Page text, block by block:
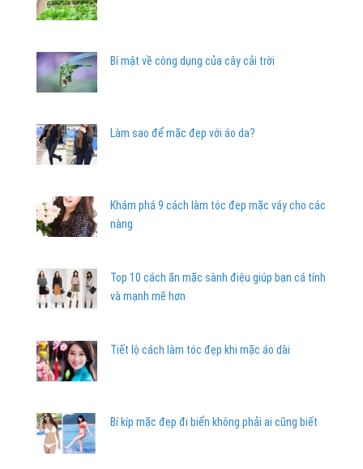
Bí mật về công dụng của cây cải trời
Làm sao để mặc đẹp với áo da?
Khám phá 9 cách làm tóc đẹp mặc váy cho các
nàng
Top 10 cách ăn mặc sành điệu giúp bạn cá tính
và mạnh mẽ hơn
Tiết lộ cách làm tóc đẹp khi mặc áo dài
Bí kíp mặc đẹp đi biển không phải ai cũng biết